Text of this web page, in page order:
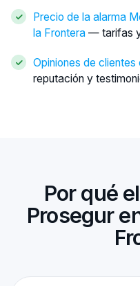
Precio de la alarma
la Frontera — tarifas
Opiniones de
reputación y
Por qué
Prosegur